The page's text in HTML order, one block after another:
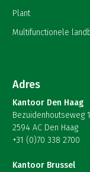
Plant
Multifunctionele
Adres
Kantoor Den Haag
Bezuidenhoutseweg
2594 AC Den Haag
+31 (0)70 338 2700
Kantoor Brussel